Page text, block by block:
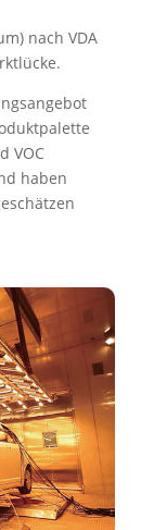
nach VDA
VOC
haben